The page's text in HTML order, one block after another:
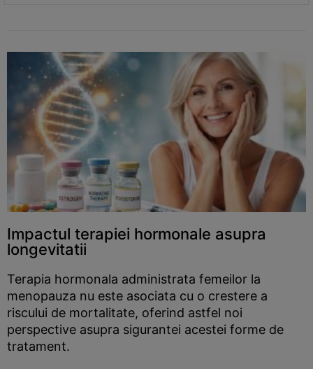
Impactul terapiei hormonale asupra
longevitatii
Terapia hormonala administrata femeilor la
menopauza nu este asociata cu o crestere a
riscului de mortalitate, oferind astfel noi
perspective asupra sigurantei acestei forme de
tratament.